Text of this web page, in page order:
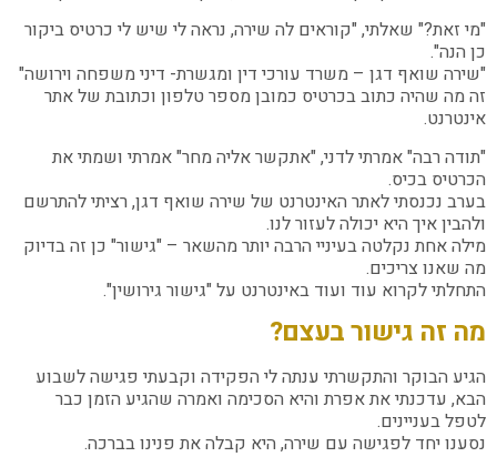
"מי זאת?" שאלתי, "קוראים לה שירה, נראה לי שיש לי כרטיס ביקור
כן הנה".
"שירה שואף דגן – משרד עורכי דין ומגשרת- דיני משפחה וירושה"
זה מה שהיה כתוב בכרטיס כמובן מספר טלפון וכתובת של אתר
אינטרנט.
"תודה רבה" אמרתי לדני, "אתקשר אליה מחר" אמרתי ושמתי את
הכרטיס בכיס.
בערב נכנסתי לאתר האינטרנט של שירה שואף דגן, רציתי להתרשם
ולהבין איך היא יכולה לעזור לנו.
מילה אחת נקלטה בעיניי הרבה יותר מהשאר – "גישור" כן זה בדיוק
מה שאנו צריכים.
התחלתי לקרוא עוד ועוד באינטרנט על "גישור גירושין".
מה זה גישור בעצם?
הגיע הבוקר והתקשרתי ענתה לי הפקידה וקבעתי פגישה לשבוע
הבא, עדכנתי את אפרת והיא הסכימה ואמרה שהגיע הזמן כבר
לטפל בעניינים.
נסענו יחד לפגישה עם שירה, היא קבלה את פנינו בברכה.